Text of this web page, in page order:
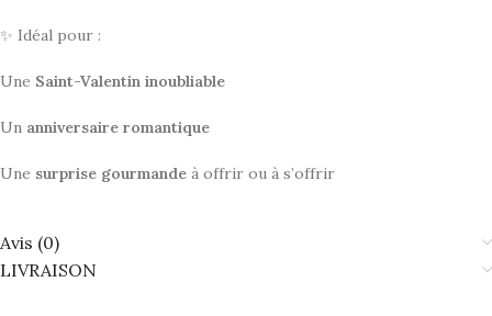
✨ Idéal pour :
Une Saint-Valentin inoubliable
Un anniversaire romantique
Une surprise gourmande à offrir ou à s’offrir
Avis (0)
LIVRAISON